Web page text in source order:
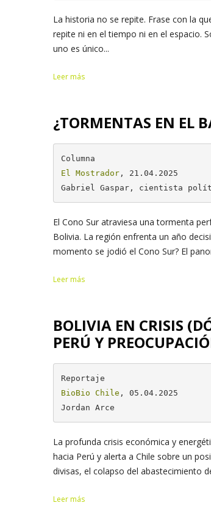
La historia no se repite. Frase con la
repite ni en el tiempo ni en el espacio.
uno es único...
Leer más
¿TORMENTAS EN EL
El Mostrador, 21.04.2025
Gabriel Gaspar, cientista
El Cono Sur atraviesa una tormenta
Bolivia. La región enfrenta un año
momento se jodió el Cono Sur? El
Leer más
BOLIVIA EN CRISIS
PERÚ Y
BioBio Chile , 05.04.2025
Jordan Arce
La profunda crisis económica y
hacia Perú y alerta a Chile sobre un
divisas, el colapso del abastecimiento
Leer más